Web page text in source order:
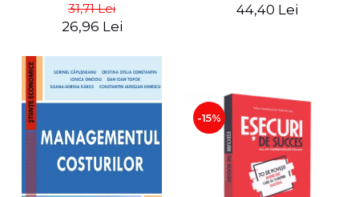
31,71 Lei
26,96 Lei
44,40 Lei
-15%